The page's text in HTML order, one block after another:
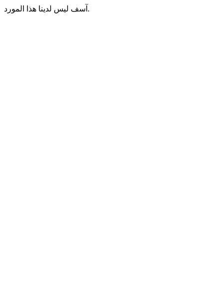
آسف ليس لدينا هذا المورد.